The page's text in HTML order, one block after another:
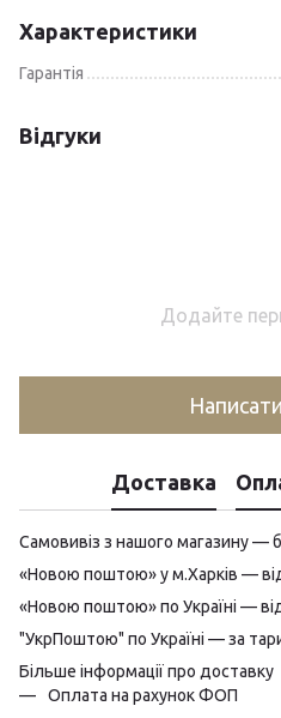
Характеристики
Гарантія
Відгуки
Додайте
Доставка
Самовивіз з нашого магазину —
«Новою поштою» у м.Харків —
«Новою поштою» по Україні —
"УкрПоштою" по Україні — за
Більше інформації про доставку
Оплата на рахунок ФОП